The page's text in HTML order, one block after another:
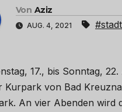
Von Aziz
AUG. 4, 2021
17., bis Sonntag,
Kurpark von Bad
An vier Abenden wird